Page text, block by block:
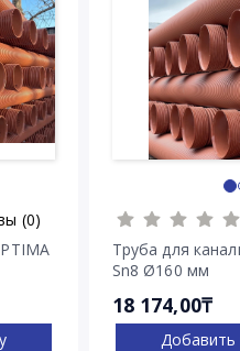
(0)
Труба для
Sn8 Ø160 мм
18 174,00₸
Добавить